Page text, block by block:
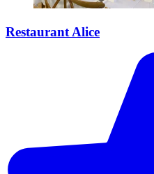
Restaurant Alice